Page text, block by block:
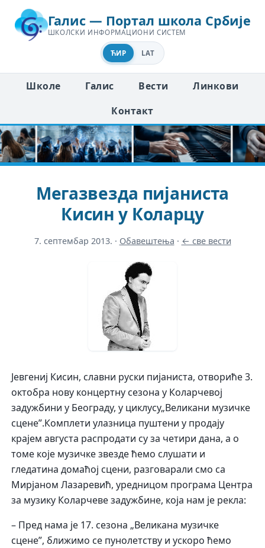
Галис — Портал школа Србије
ШКОЛСКИ ИНФОРМАЦИОНИ СИСТЕМ
ЋИР LAT
Школе Галис Вести
Линкови
Контакт
Мегазвезда пијаниста
Кисин у Коларцу
7. септембар 2013. · Обавештења · ← све вести
Јевгениј Кисин, славни руски пијаниста, отвориће 3.
октобра нову концертну сезона у Коларчевој
задужбини у Београду, у циклусу„Великани музичке
сцене”.Комплети улазница пуштени у продају
крајем августа распродати су за четири дана, а о
томе које музичке звезде ћемо слушати и
гледатина домаћој сцени, разговарали смо са
Мирјаном Лазаревић, уредницом програма Центра
за музику Коларчеве задужбине, која нам је рекла:
– Пред нама је 17. сезона „Великана музичке
сцене”, ближимо се пунолетству и ускоро ћемо